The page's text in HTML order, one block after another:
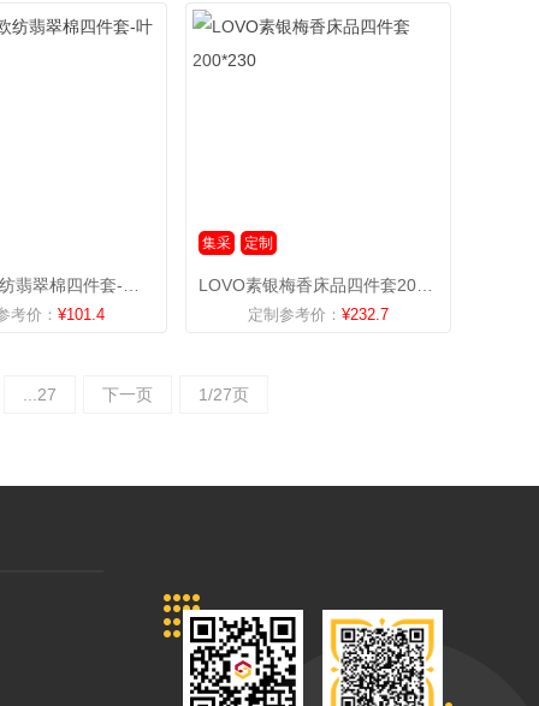
考价： ¥101.4
集采 定制
定制参考价： ¥232.7
...27 下一页 1/27页